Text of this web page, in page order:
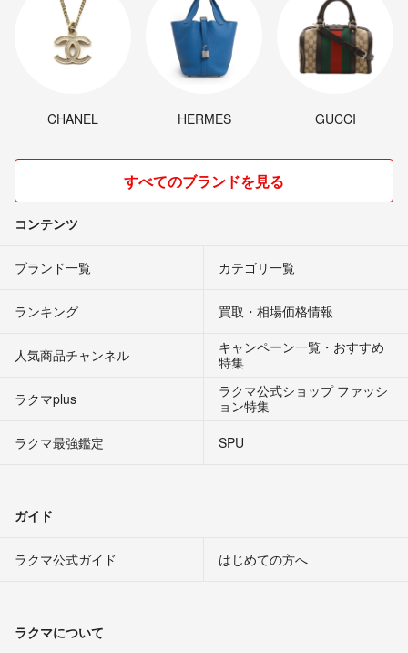
CHANEL HERMES GUCCI
すべてのブランドを見る
コンテンツ
ブランド一覧 カテゴリ一覧
ランキング 買取・相場価格情報
人気商品チャンネル
キャンペーン一覧・おすすめ
特集
ラクマplus
ラクマ公式ショップ ファッシ
ョン特集
ラクマ最強鑑定
SPU
ガイド
ラクマ公式ガイド はじめての方へ
ラクマについて